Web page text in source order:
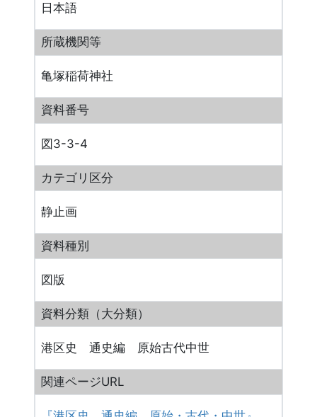
日本語
所蔵機関等
亀塚稲荷神社
資料番号
図3-3-4
カテゴリ区分
静止画
資料種別
図版
資料分類（大分類）
港区史 通史編 原始古代中世
関連ページURL